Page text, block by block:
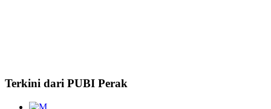
Terkini dari PUBI Perak